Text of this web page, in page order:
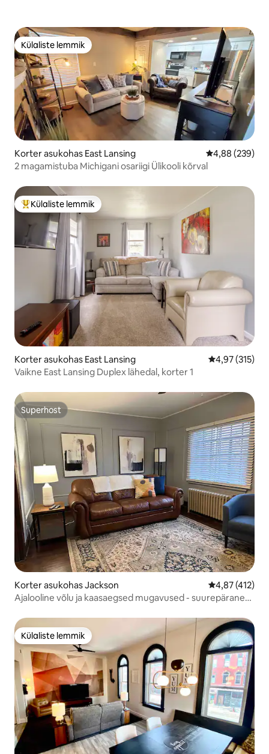
Külaliste lemmik
Külaliste lemmik
Korter asukohas East Lansing Keskmine
4,88 (239)
2 magamistuba Michigani osariigi Ülikooli kõrval
Külaliste suur lemmik
Külaliste lemmik
Korter asukohas East Lansing Keskmine
4,97 (315)
Vaikne East Lansing Duplex lähedal, korter 1
Superhost
Superhost
Korter asukohas Jackson Keskmine
4,87 (412)
Ajalooline võlu ja kaasaegsed mugavused - suurepärane
Külaliste lemmik
Külaliste lemmik